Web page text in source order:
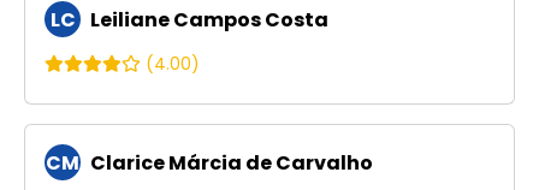
LC Leiliane Campos Costa
(4.00)
CM Clarice Márcia de Carvalho